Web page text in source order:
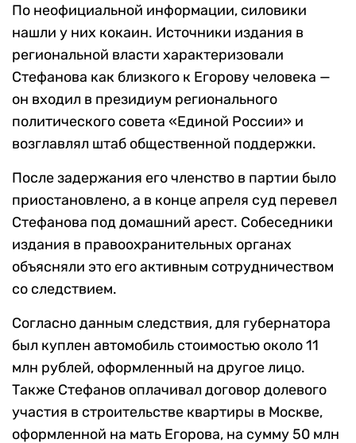
По неофициальной информации, силовики
нашли у них кокаин. Источники издания в
региональной власти характеризовали
Стефанова как близкого к Егорову человека —
он входил в президиум регионального
политического совета «Единой России» и
возглавлял штаб общественной поддержки.
После задержания его членство в партии было
приостановлено, а в конце апреля суд перевел
Стефанова под домашний арест. Собеседники
издания в правоохранительных органах
объясняли это его активным сотрудничеством
со следствием.
Согласно данным следствия, для губернатора
был куплен автомобиль стоимостью около 11
млн рублей, оформленный на другое лицо.
Также Стефанов оплачивал договор долевого
участия в строительстве квартиры в Москве,
оформленной на мать Егорова, на сумму 50 млн